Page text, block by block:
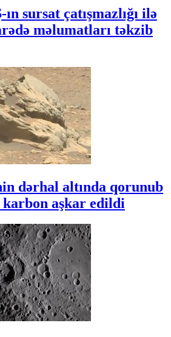
sursat çatışmazlığı ilə
məlumatları təkzib
dərhal altında qorunub
karbon aşkar edildi